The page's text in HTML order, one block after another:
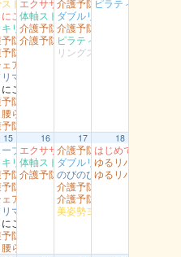
駅南
ター月曜
レッチ 富桑
こ体操（船岡）
キリヨガ 吉方
予防岩美 浦富
防智頭 総合センター（水）
ア体操 吉岡
リマス ラボ
こ用瀬
防岩美 文化センター
腰らくらく教室 醇風
防智頭 山形
体軸ストレッチ 富桑
介護予防智頭 富沢
介護予防智頭 芦津
ダブルリング 吉成
介護予防岩美（大岩）
ピラティス 社
リングストレッチ（松保）
駅南
ター月曜
（すこやかセンター）
レッチ 富桑
15
ーブリングストレッチ 湖山
キリヨガ 吉方
予防岩美 浦富
防智頭 総合センター（水）
ェア体操 吉岡
リマス ラボ
こ用瀬
防岩美 文化センター
腰らくらく教室 醇風
16
エクササイズ 岩美
体軸ストレッチ 富桑
介護予防智頭 山郷
17
介護予防岩美 岩井
ダブルリング江山
のびのび健康教室 青谷
介護予防岩美（大岩）
介護予防智頭 那岐
美姿勢ヨガ（高草）
18
はじめてのダンス
ゆるリハ体操 幸
ゆるリハ体操 南